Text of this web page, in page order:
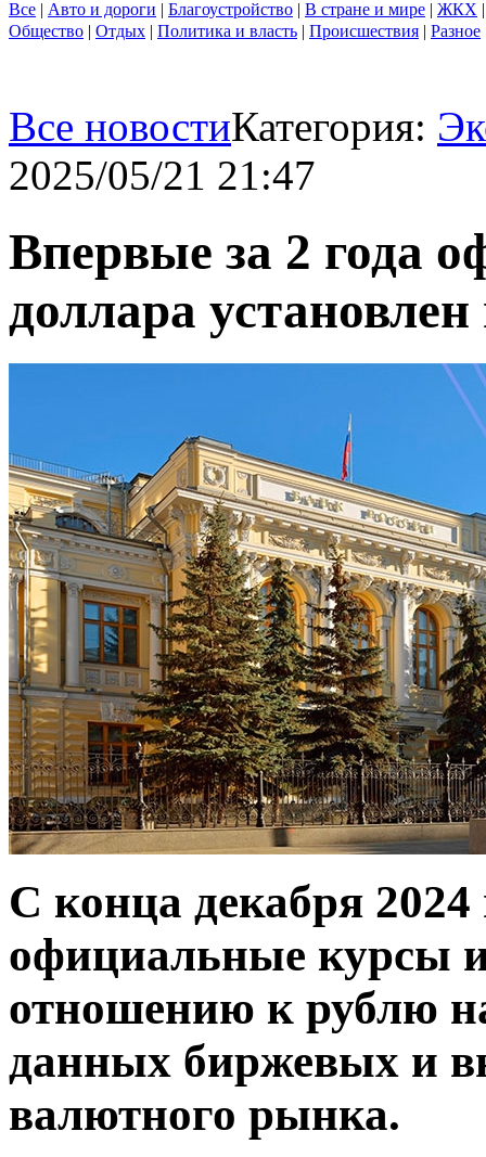
Все | Авто и дороги | Благоустройство | В стране и мире | ЖКХ
Общество | Отдых | Политика и власть | Происшествия | Разное
Все новостиКатегория:
2025/05/21 21:47
Впервые за 2 года
доллара
С конца декабря
официальные курсы
отношению к рублю
данных биржевых и
валютного рынка.